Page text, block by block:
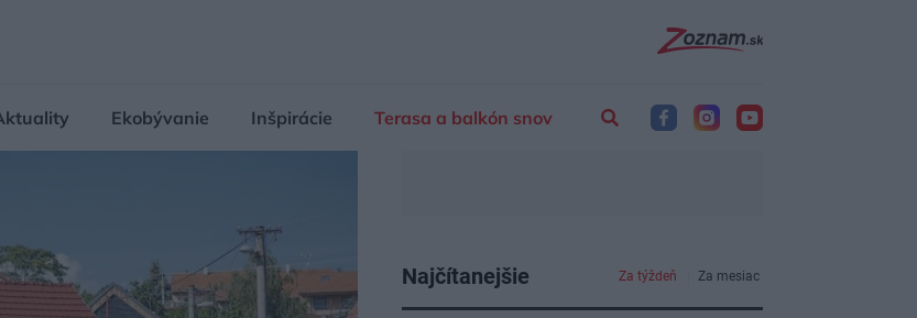
Ekobývanie Inšpirácie Terasa a balkón snov
Najčítanejšie Za týždeň Za mesiac